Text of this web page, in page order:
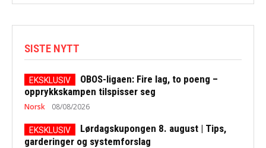
SISTE NYTT
OBOS-ligaen: Fire lag, to poeng –
opprykkskampen tilspisser seg
Norsk 08/08/2026
Lørdagskupongen 8. august | Tips,
garderinger og systemforslag